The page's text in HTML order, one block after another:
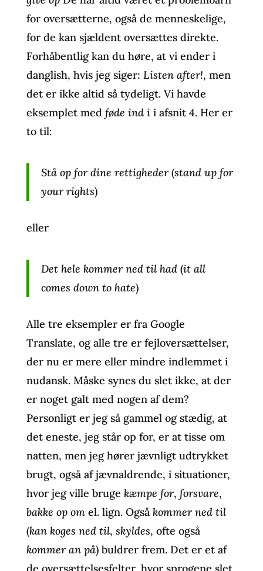
for oversætterne, også de menneskelige,
for de kan sjældent oversættes direkte.
Forhåbentlig kan du høre, at vi ender i
danglish, hvis jeg siger: Listen after!, men
det er ikke altid så tydeligt. Vi havde
eksemplet med føde ind ii afsnit 4. Her er
to til:
Stå op for dine rettigheder(stand up for
your rights)
eller
Det hele kommer ned til had(it all
comes down to hate)
Alle tre eksempler er fra Google
Translate, og alle tre er fejloversættelser,
der nu er mere eller mindre indlemmet i
nudansk. Måske synes du slet ikke, at der
er noget galt med nogen af dem?
Personligt er jeg så gammel og stædig, at
det eneste, jeg står op for, er at tisse om
natten, men jeg hører jævnligt udtrykket
brugt, også af jævnaldrende, i situationer,
hvor jeg ville bruge kæmpe for, forsvare,
bakke op omel. lign. Også kommer ned til
(kan koges ned til, skyldes, ofte også
kommer an på) buldrer frem. Det er et af